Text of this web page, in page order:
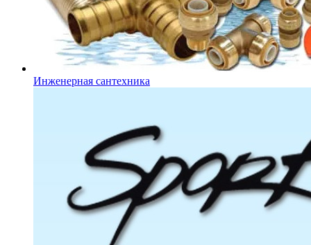
Инженерная сантехника